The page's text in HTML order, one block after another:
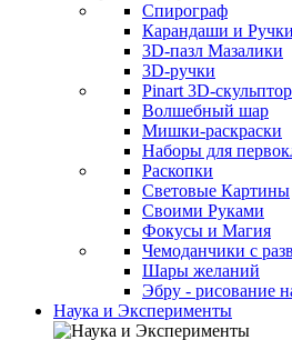
Спирограф
Карандаши и Ручки
3D-пазл Мазалики
3D-ручки
Pinart 3D-скульптор
Волшебный шар
Мишки-раскраски
Наборы для
Раскопки
Световые Картины
Своими Руками
Фокусы и Магия
Чемоданчики с
Шары желаний
Эбру - рисование
Наука и Эксперименты